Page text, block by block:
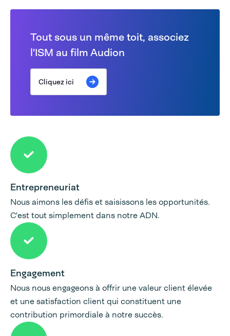
Tout sous un même toit, associez
l'ISM au film Audion
Cliquez ici
Entrepreneuriat
Nous aimons les défis et saisissons les opportunités.
C'est tout simplement dans notre ADN.
Engagement
Nous nous engageons à offrir une valeur client élevée
et une satisfaction client qui constituent une
contribution primordiale à notre succès.